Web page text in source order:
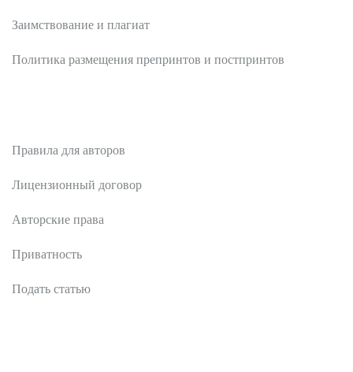
Заимствование и плагиат
Политика размещения препринтов и постпринтов
Правила для авторов
Лицензионный договор
Авторские права
Приватность
Подать статью